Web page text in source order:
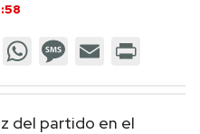
del partido en el